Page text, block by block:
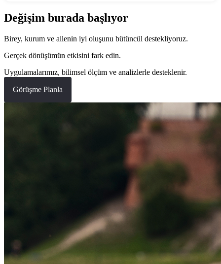
Değişim burada başlıyor
Birey, kurum ve ailenin iyi oluşunu bütüncül destekliyoruz.
Gerçek dönüşümün etkisini fark edin.
Uygulamalarımız, bilimsel ölçüm ve analizlerle desteklenir.
Görüşme Planla